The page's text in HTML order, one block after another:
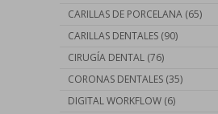
CARILLAS DE PORCELANA (65)
CARILLAS DENTALES (90)
CIRUGÍA DENTAL (76)
CORONAS DENTALES (35)
DIGITAL WORKFLOW (6)